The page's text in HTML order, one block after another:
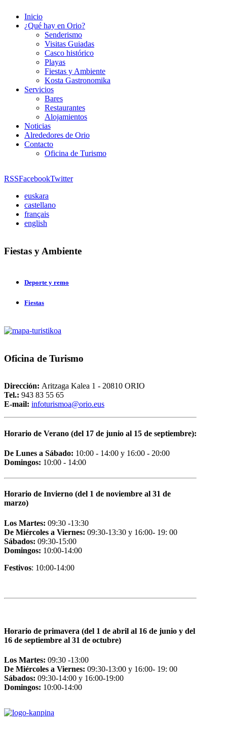
Inicio
¿Qué hay en Orio?
Senderismo
Visitas Guiadas
Casco histórico
Playas
Fiestas y Ambiente
Kosta Gastronomika
Servicios
Bares
Restaurantes
Alojamientos
Noticias
Alrededores de Orio
Contacto
Oficina de Turismo
RSSFacebookTwitter
euskara
castellano
français
english
Fiestas y Ambiente
Deporte y remo
Fiestas
Oficina de Turismo
Dirección: Aritzaga Kalea 1 - 20810 ORIO
Tel.: 943 83 55 65
E-mail: infoturismoa@orio.eus
Horario de Verano (del 17 de junio al 15 de septiembre):
De Lunes a Sábado: 10:00 - 14:00 y 16:00 - 20:00
Domingos: 10:00 - 14:00
Horario de Invierno (del 1 de noviembre al 31 de
marzo)
Los Martes: 09:30 -13:30
De Miércoles a Viernes: 09:30-13:30 y 16:00- 19: 00
Sábados: 09:30-15:00
Domingos: 10:00-14:00
Festivos: 10:00-14:00
Horario de primavera (del 1 de abril al 16 de junio y del
16 de septiembre al 31 de octubre)
Los Martes: 09:30 -13:00
De Miércoles a Viernes: 09:30-13:00 y 16:00- 19: 00
Sábados: 09:30-14:00 y 16:00-19:00
Domingos: 10:00-14:00